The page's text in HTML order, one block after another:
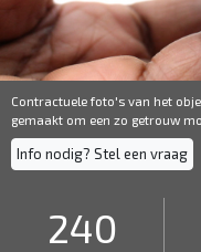
Contractuele foto's van het
gemaakt om een ​​zo getrouw
Info nodig? Stel een vraag
240